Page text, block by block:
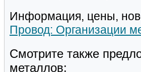
Информация, цены,
Провод: Организации
Смотрите также
металлов: